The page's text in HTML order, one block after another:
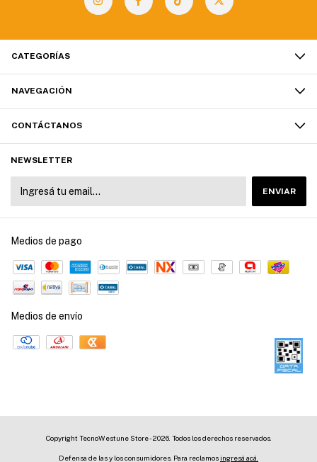
CATEGORÍAS
NAVEGACIÓN
CONTÁCTANOS
NEWSLETTER
Medios de pago
Medios de envío
Copyright TecnoWestune Store - 2026. Todos los derechos reservados.
Defensa de las y los consumidores. Para reclamos ingresá acá.